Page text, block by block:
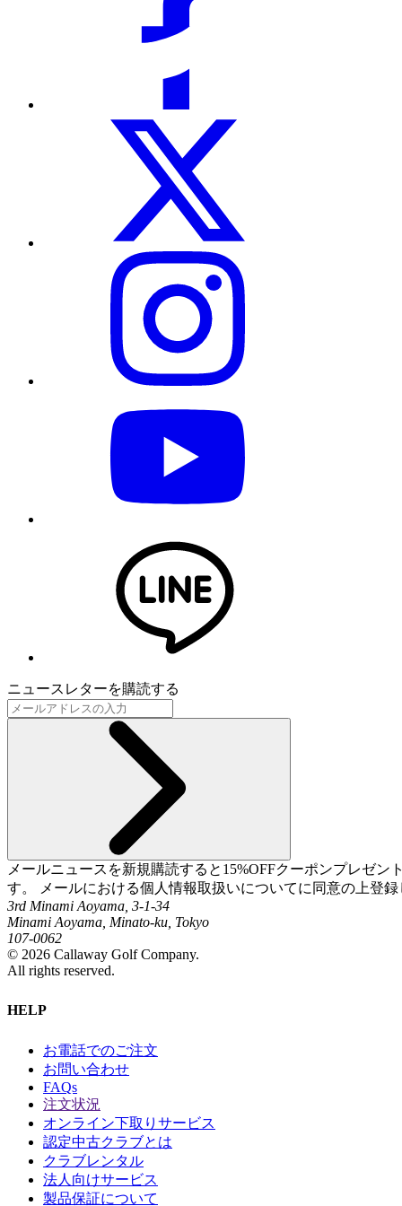
ニュースレターを購読する
メールニュースを新規購読すると15%OFFクーポンプレゼ
す。 メールにおける個人情報取扱いについてに同意の上登
3rd Minami Aoyama, 3-1-34
Minami Aoyama, Minato-ku, Tokyo
107-0062
© 2026 Callaway Golf Company.
All rights reserved.
HELP
お電話でのご注文
お問い合わせ
FAQs
注文状況
オンライン下取りサービス
認定中古クラブとは
クラブレンタル
法人向けサービス
製品保証について